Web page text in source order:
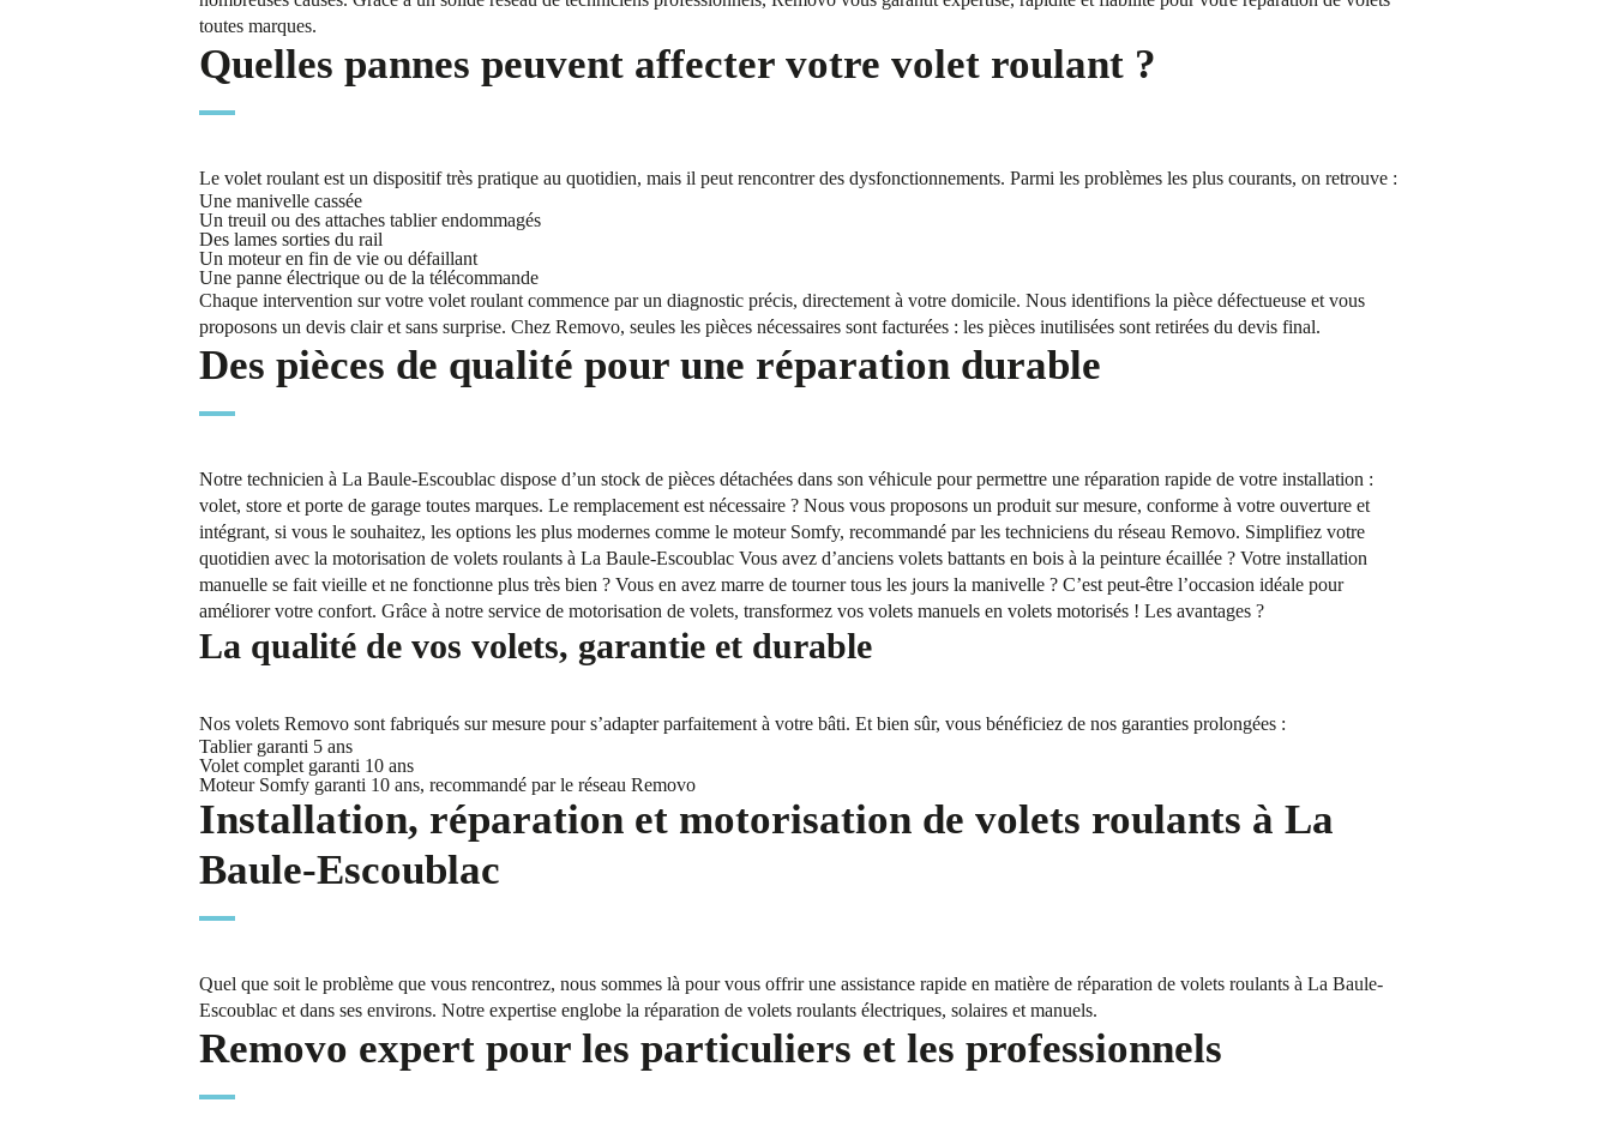
toutes marques.
Quelles pannes peuvent affecter votre volet roulant ?
Le volet roulant est un dispositif très pratique au quotidien, mais il peut rencontrer des dysfonctionnements. Parmi les problèmes les plus courants, on retrouve :
Une manivelle cassée
Un treuil ou des attaches tablier endommagés
Des lames sorties du rail
Un moteur en fin de vie ou défaillant
Une panne électrique ou de la télécommande
Chaque intervention sur votre volet roulant commence par un diagnostic précis, directement à votre domicile. Nous identifions la pièce défectueuse et vous
proposons un devis clair et sans surprise. Chez Removo, seules les pièces nécessaires sont facturées : les pièces inutilisées sont retirées du devis final.
Des pièces de qualité pour une réparation durable
Notre technicien à La Baule-Escoublac dispose d’un stock de pièces détachées dans son véhicule pour permettre une réparation rapide de votre installation :
volet, store et porte de garage toutes marques. Le remplacement est nécessaire ? Nous vous proposons un produit sur mesure, conforme à votre ouverture et
intégrant, si vous le souhaitez, les options les plus modernes comme le moteur Somfy, recommandé par les techniciens du réseau Removo. Simplifiez votre
quotidien avec la motorisation de volets roulants à La Baule-Escoublac Vous avez d’anciens volets battants en bois à la peinture écaillée ? Votre installation
manuelle se fait vieille et ne fonctionne plus très bien ? Vous en avez marre de tourner tous les jours la manivelle ? C’est peut-être l’occasion idéale pour
améliorer votre confort. Grâce à notre service de motorisation de volets, transformez vos volets manuels en volets motorisés ! Les avantages ?
La qualité de vos volets, garantie et durable
Nos volets Removo sont fabriqués sur mesure pour s’adapter parfaitement à votre bâti. Et bien sûr, vous bénéficiez de nos garanties prolongées :
Tablier garanti 5 ans
Volet complet garanti 10 ans
Moteur Somfy garanti 10 ans, recommandé par le réseau Removo
Installation, réparation et motorisation de volets roulants à La
Baule-Escoublac
Quel que soit le problème que vous rencontrez, nous sommes là pour vous offrir une assistance rapide en matière de réparation de volets roulants à La Baule-
Escoublac et dans ses environs. Notre expertise englobe la réparation de volets roulants électriques, solaires et manuels.
Removo expert pour les particuliers et les professionnels